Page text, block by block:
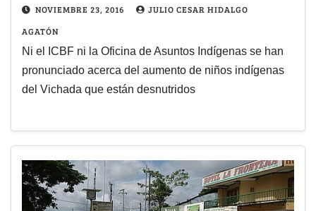
NOVIEMBRE 23, 2016
JULIO CESAR HIDALGO
AGATÓN
Ni el ICBF ni la Oficina de Asuntos Indígenas se han
pronunciado acerca del aumento de niños indígenas
del Vichada que están desnutridos